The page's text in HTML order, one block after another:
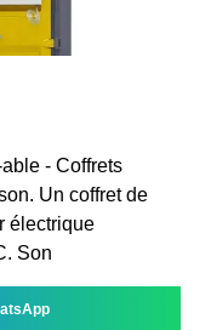
- Coffrets
Un coffret de
électrique
Son